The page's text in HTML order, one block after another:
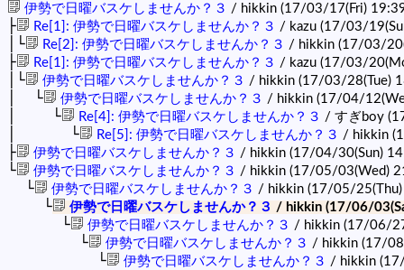
伊勢で日曜バスケしませんか？３ / hikkin (17/03/17(Fri)
├ Re[1]: 伊勢で日曜バスケしませんか？３ / kazu (17/03/
│└ Re[2]: 伊勢で日曜バスケしませんか？３ / hikkin (17/03/
├ Re[1]: 伊勢で日曜バスケしませんか？３ / kazu (17/03/
│└ 伊勢で日曜バスケしませんか？３ / hikkin (17/03/28(Tue)
│ └ 伊勢で日曜バスケしませんか？３ / hikkin (17/04/
│ └ Re[4]: 伊勢で日曜バスケしませんか？３ / すぎboy
│ └ Re[5]: 伊勢で日曜バスケしませんか？３ / hikkin
├ 伊勢で日曜バスケしませんか？３ / hikkin (17/04/30(Sun)
└ 伊勢で日曜バスケしませんか？３ / hikkin (17/05/03(Wed)
└ 伊勢で日曜バスケしませんか？３ / hikkin (17/05/
└ 伊勢で日曜バスケしませんか？３ / hikkin (17/06/
└ 伊勢で日曜バスケしませんか？３ / hikkin (17/06/
└ 伊勢で日曜バスケしませんか？３ / hikkin (17/
└ 伊勢で日曜バスケしませんか？３ / hikkin